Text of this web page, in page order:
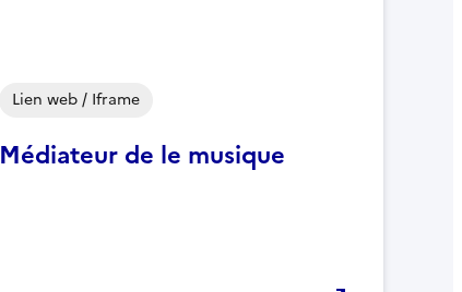
Médiateur de le musique
Lien web / Iframe